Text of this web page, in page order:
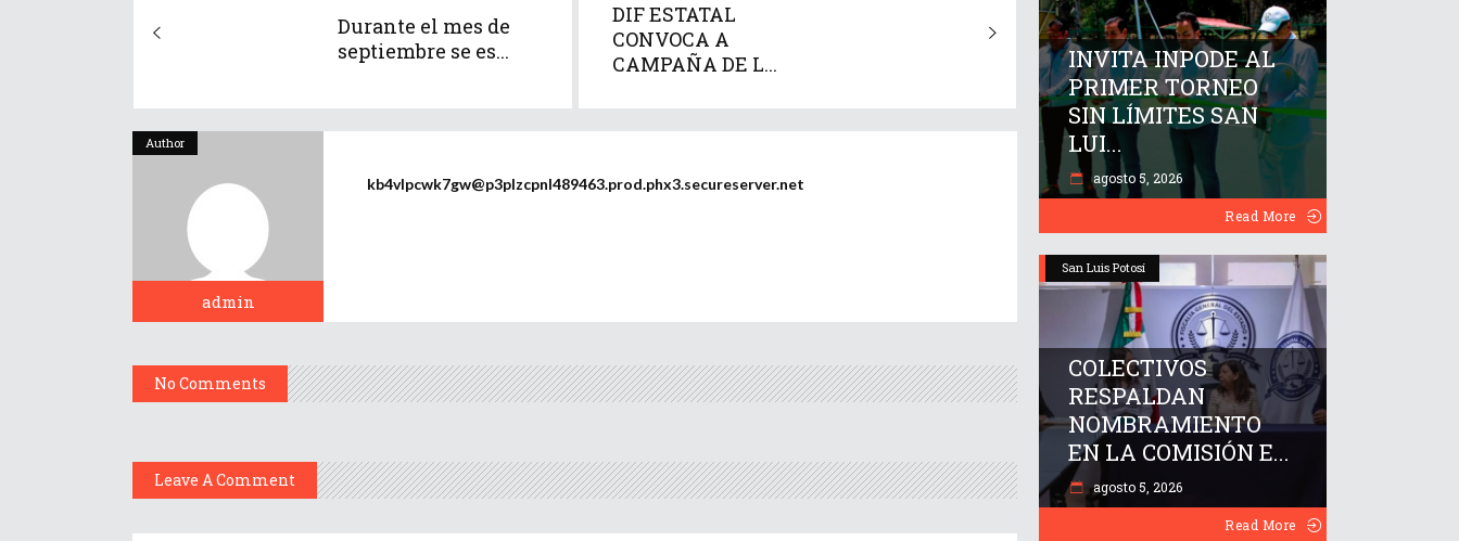
Durante el mes de
septiembre se es...
DIF ESTATAL
CONVOCA A
CAMPAÑA DE L...
Author
admin
kb4vlpcwk7gw@p3plzcpnl489463.prod.phx3.secureserver.net
No Comments
Leave A Comment
INVITA INPODE AL
PRIMER TORNEO
SIN LÍMITES SAN
LUI...
agosto 5, 2026
Read More
San Luis Potosí
COLECTIVOS
RESPALDAN
NOMBRAMIENTO
EN LA COMISIÓN E...
agosto 5, 2026
Read More